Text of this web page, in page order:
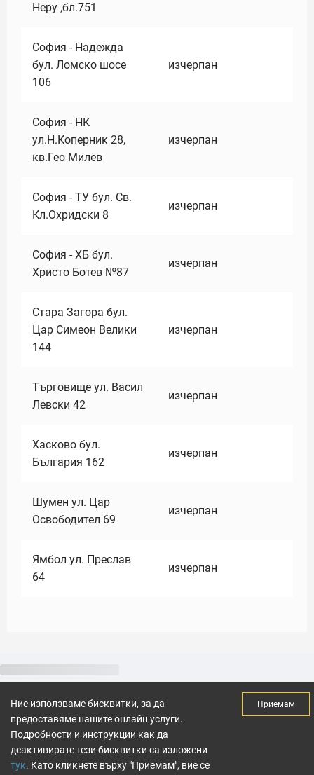
Неру ,бл.751
София - Надежда
бул. Ломско шосе
106
изчерпан
София - НК
ул.Н.Коперник 28,
кв.Гео Милев
изчерпан
София - ТУ бул. Св.
Кл.Охридски 8
изчерпан
София - ХБ бул.
Христо Ботев №87
изчерпан
Стара Загора бул.
Цар Симеон Велики
144
изчерпан
Търговище ул. Васил
Левски 42
изчерпан
Хасково бул.
България 162
изчерпан
Шумен ул. Цар
Освободител 69
изчерпан
Ямбол ул. Преслав
64
изчерпан
Ние използваме бисквитки, за да
предоставяме нашите онлайн услуги.
Подробности и инструкции как да
деактивирате тези бисквитки са изложени
тук. Като кликнете върху "Приемам", вие се
Приемам